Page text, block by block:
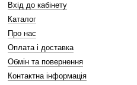
Вхід до кабінету
Каталог
Про нас
Оплата і доставка
Обмін та повернення
Контактна інформація